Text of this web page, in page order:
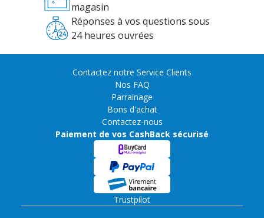
magasin
Réponses à vos questions sous
24 heures ouvrées
Contactez notre Service Clients
Nos FAQ
Parrainage
Bons d'achat
Contactez-nous
Paiement de vos CashBack sécurisé
Trustpilot